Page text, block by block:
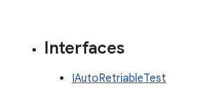
Interfaces
IAutoRetriableTest